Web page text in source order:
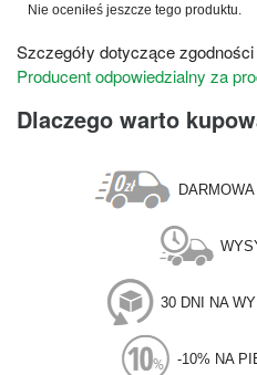
Nie oceniłeś jeszcze tego produktu.
Szczegóły dotyczące
Producent odpowiedzialny za
Dlaczego warto
30 DNI NA
-10% NA